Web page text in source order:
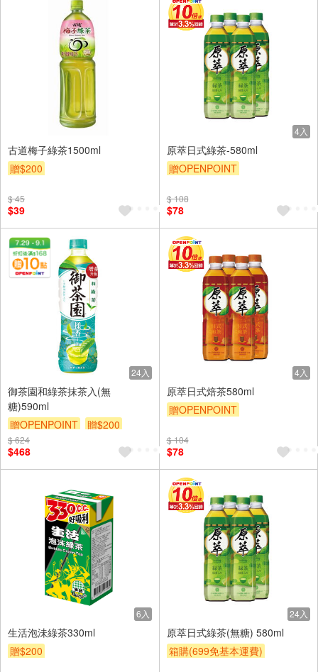
古道梅子綠茶1500ml
贈$200
$ 45
$39
4入
原萃日式綠茶-580ml
贈OPENPOINT
贈$200
$ 108
$78
24入
御茶園和綠茶抹茶入(無
糖)590ml
贈OPENPOINT
贈$200
$ 624
$468
4入
原萃日式焙茶580ml
贈OPENPOINT
贈$200
$ 104
$78
6入
生活泡沬綠茶330ml
贈$200
24入
原萃日式綠茶(無糖) 580ml
箱購(699免基本運費)